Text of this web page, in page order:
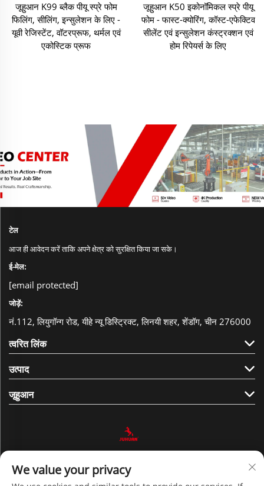
जूहुआन K99 ब्लैक पीयू स्प्रे फोम
फिलिंग, सीलिंग, इन्सुलेशन के लिए -
यूवी रेजिस्टेंट, वॉटरप्रूफ, थर्मल एवं
एकोस्टिक प्रूफ
जूहुआन K50 इकोनॉमिकल स्प्रे पीयू
फोम - फास्ट-क्योरिंग, कॉस्ट-एफेक्टिव
सीलेंट एवं इन्सुलेशन कंस्ट्रक्शन एवं
होम रिपेयर्स के लिए
टेल
आज ही आवेदन करें ताकि अपने क्षेत्र को सुरक्षित किया जा सके।
ई-मेल:
[email protected]
जोड़ें:
नं.112, लियुगॉन्ग रोड, यीहे न्यू डिस्ट्रिक्ट, लिनयी शहर, शेंडॉग, चीन 276000
त्वरित लिंक
उत्पाद
जूहुआन
We value your privacy